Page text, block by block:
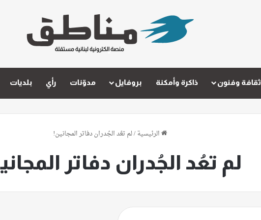
ثقافة وفنون ذاكرة وأمكنة بروفايل مدوّنات رأي بلديات
الرئيسية/لم تعُد الجُدران دفاتر المجانين!
لم تعُد الجُدران دفاتر